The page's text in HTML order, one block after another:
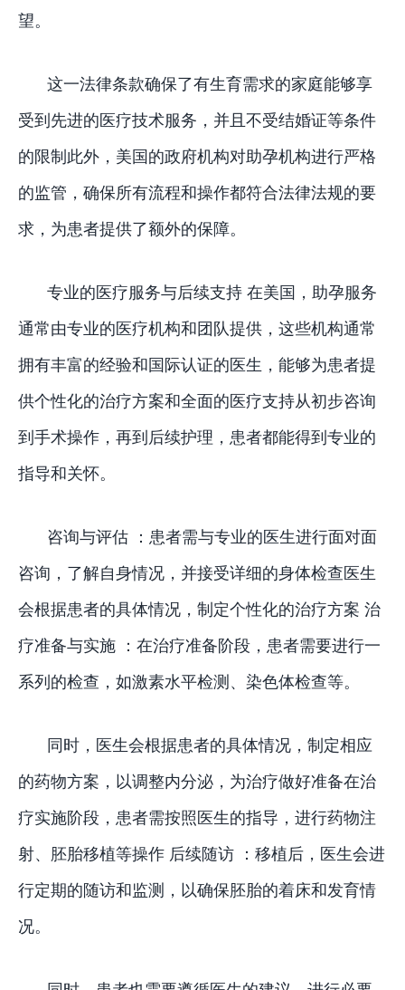
望。
这一法律条款确保了有生育需求的家庭能够享
受到先进的医疗技术服务，并且不受结婚证等条件
的限制此外，美国的政府机构对助孕机构进行严格
的监管，确保所有流程和操作都符合法律法规的要
求，为患者提供了额外的保障。
专业的医疗服务与后续支持 在美国，助孕服务
通常由专业的医疗机构和团队提供，这些机构通常
拥有丰富的经验和国际认证的医生，能够为患者提
供个性化的治疗方案和全面的医疗支持从初步咨询
到手术操作，再到后续护理，患者都能得到专业的
指导和关怀。
咨询与评估 ：患者需与专业的医生进行面对面
咨询，了解自身情况，并接受详细的身体检查医生
会根据患者的具体情况，制定个性化的治疗方案 治
疗准备与实施 ：在治疗准备阶段，患者需要进行一
系列的检查，如激素水平检测、染色体检查等。
同时，医生会根据患者的具体情况，制定相应
的药物方案，以调整内分泌，为治疗做好准备在治
疗实施阶段，患者需按照医生的指导，进行药物注
射、胚胎移植等操作 后续随访 ：移植后，医生会进
行定期的随访和监测，以确保胚胎的着床和发育情
况。